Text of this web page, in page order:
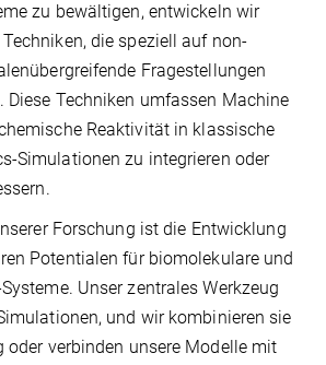
zu bewältigen, entwickeln wir
die speziell auf non-
Fragestellungen
Techniken umfassen Machine
Reaktivität in klassische
Simulationen zu integrieren oder
Forschung ist die Entwicklung
Potentialen für biomolekulare und
Unser zentrales Werkzeug
und wir kombinieren sie
oder verbinden unsere Modelle mit